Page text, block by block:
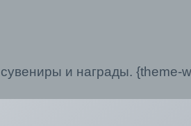
и награды. {theme-